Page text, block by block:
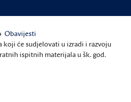
Obavijesti
koji će sudjelovati u izradi i razvoju
ispitnih materijala u šk. god.